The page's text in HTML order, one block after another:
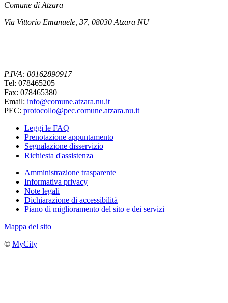
Comune di Atzara
Via Vittorio Emanuele, 37, 08030 Atzara NU
P.IVA: 00162890917
Tel: 078465205
Fax: 078465380
Email: info@comune.atzara.nu.it
PEC: protocollo@pec.comune.atzara.nu.it
Leggi le FAQ
Prenotazione appuntamento
Segnalazione disservizio
Richiesta d'assistenza
Amministrazione trasparente
Informativa privacy
Note legali
Dichiarazione di accessibilità
Piano di miglioramento del sito e dei servizi
Mappa del sito
© MyCity